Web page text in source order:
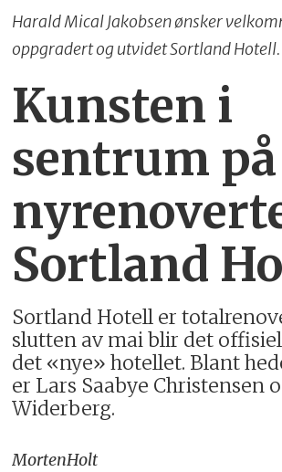
Harald Mical Jakobsen ønsker
oppgradert og utvidet Sortland Hotell.
Kunsten i
sentrum på
Sortland
Sortland Hotell er
slutten av mai blir det
det «nye» hotellet. Blant
er Lars Saabye Christensen
Widerberg.
MortenHolt